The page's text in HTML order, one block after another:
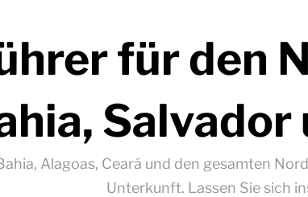
für den
Alagoas, Ceará und den gesamten
Unterkunft. Lassen Sie sich